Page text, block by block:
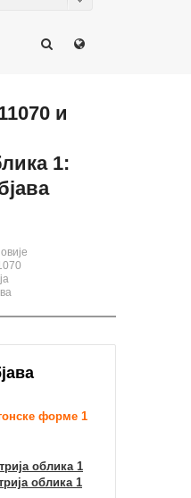
и
1:
форме 1
облика 1
облика 1